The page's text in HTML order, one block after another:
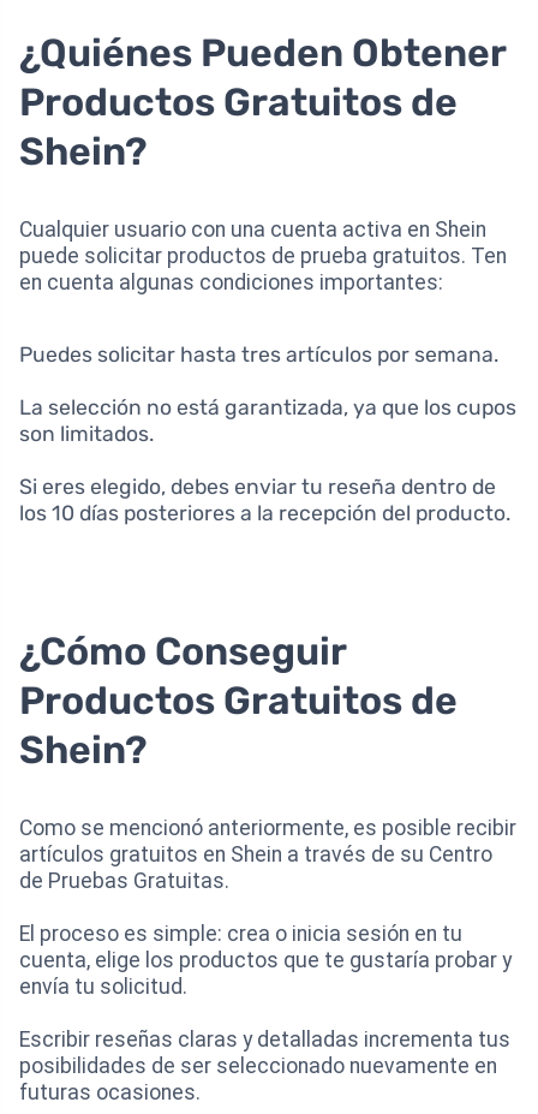
¿Quiénes Pueden Obtener
Productos Gratuitos de
Shein?
Cualquier usuario con una cuenta activa en Shein
puede solicitar productos de prueba gratuitos. Ten
en cuenta algunas condiciones importantes:
Puedes solicitar hasta tres artículos por semana.
La selección no está garantizada, ya que los cupos
son limitados.
Si eres elegido, debes enviar tu reseña dentro de
los 10 días posteriores a la recepción del producto.
¿Cómo Conseguir
Productos Gratuitos de
Shein?
Como se mencionó anteriormente, es posible recibir
artículos gratuitos en Shein a través de su Centro
de Pruebas Gratuitas.
El proceso es simple: crea o inicia sesión en tu
cuenta, elige los productos que te gustaría probar y
envía tu solicitud.
Escribir reseñas claras y detalladas incrementa tus
posibilidades de ser seleccionado nuevamente en
futuras ocasiones.